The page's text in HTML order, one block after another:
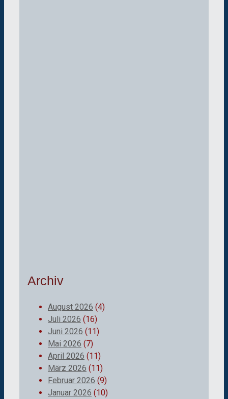
Archiv
August 2026 (4)
Juli 2026 (16)
Juni 2026 (11)
Mai 2026 (7)
April 2026 (11)
März 2026 (11)
Februar 2026 (9)
Januar 2026 (10)